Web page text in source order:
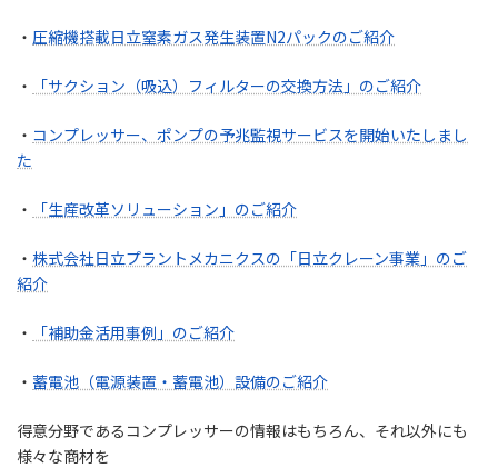
・ 圧縮機搭載日立窒素ガス発生装置N2パックのご紹介
・ 「サクション（吸込）フィルターの交換方法」のご紹介
・ コンプレッサー、ポンプの予兆監視サービスを開始いたしまし
た
・ 「生産改革ソリューション」のご紹介
・ 株式会社日立プラントメカニクスの「日立クレーン事業」のご
紹介
・ 「補助金活用事例」のご紹介
・ 蓄電池（電源装置・蓄電池）設備のご紹介
得意分野であるコンプレッサーの情報はもちろん、それ以外にも
様々な商材を